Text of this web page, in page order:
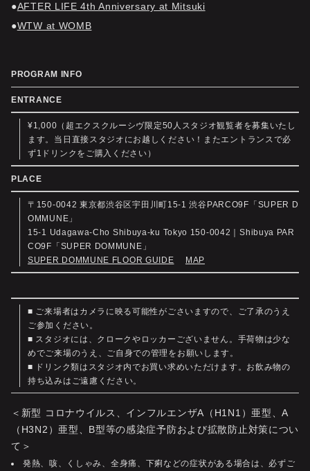
AFTER LIFE 4th Anniversary at Mitsuki
WTW at WOMB
PROGRAM INFO
ENTRANCE
¥1,000（超エクスクルーシヴ限定50人スタジオ観覧者を募集いたし
ます。当日直接スタジオにお越しください！またエントランスで必
ず1ドリンクをご購入ください）
PLACE
〒150-0042 東京都渋谷区宇田川町15-1 渋谷PARCO9F「SUPER D
OMMUNE」
15-1 Udagawa-Cho Shibuya-ku Tokyo 150-0042｜Shibuya PAR
CO9F「SUPER DOMMUNE」
SUPER DOMMUNE FLOOR GUIDE
MAP
■ ご来場者はカメラに映る可能性がごさいますので、ご了承のうえ
ご参加ください。
■ スタジオには、クロークやロッカーございません。手荷物は少な
めでご来場のうえ、ご自身での管理をお願いします。
■ ドリンク類はスタジオ内でお買い求めいただけます。お飲み物の
持ち込みはご遠慮ください。
＜新型 コロナウイルス、インフルエンザA（H1N1）亜型、A
（H3N2）亜型、B型等の感染症予防および拡散防止対策につい
て＞
発熱、咳、くしゃみ、全身痛、下痢などの症状がある場合は、必ずご